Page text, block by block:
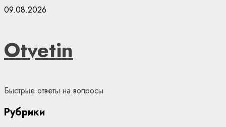
Skip
09.08.2026
Otvetin
Быстрые ответы на вопросы
Рубрики